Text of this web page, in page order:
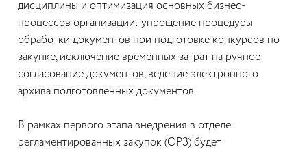
дисциплины и оптимизация основных бизнес-
процессов организации: упрощение процедуры
обработки документов при подготовке конкурсов по
закупке, исключение временных затрат на ручное
согласование документов, ведение электронного
архива подготовленных документов.
В рамках первого этапа внедрения в отделе
регламентированных закупок (ОРЗ) будет